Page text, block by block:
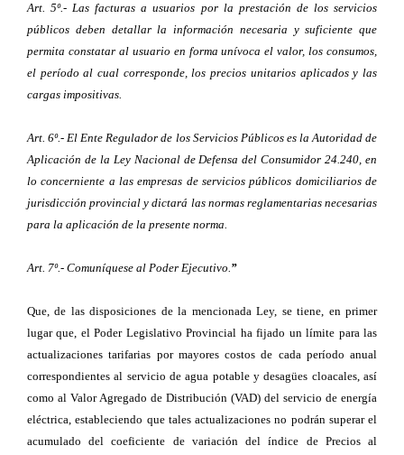
Art. 5º.- Las facturas a usuarios por la prestación de los servicios
públicos deben detallar la información necesaria y suficiente que
permita constatar al usuario en forma unívoca el valor, los consumos,
el período al cual corresponde, los precios unitarios aplicados y las
cargas impositivas.
Art. 6º.- El Ente Regulador de los Servicios Públicos es la Autoridad de
Aplicación de la Ley Nacional de Defensa del Consumidor 24.240, en
lo concerniente a las empresas de servicios públicos domiciliarios de
jurisdicción provincial y dictará las normas reglamentarias necesarias
para la aplicación de la presente norma.
Art. 7º.- Comuníquese al Poder Ejecutivo.”
Que, de las disposiciones de la mencionada Ley, se tiene, en primer
lugar que, el Poder Legislativo Provincial ha fijado un límite para las
actualizaciones tarifarias por mayores costos de cada período anual
correspondientes al servicio de agua potable y desagües cloacales, así
como al Valor Agregado de Distribución (VAD) del servicio de energía
eléctrica, estableciendo que tales actualizaciones no podrán superar el
acumulado del coeficiente de variación del índice de Precios al